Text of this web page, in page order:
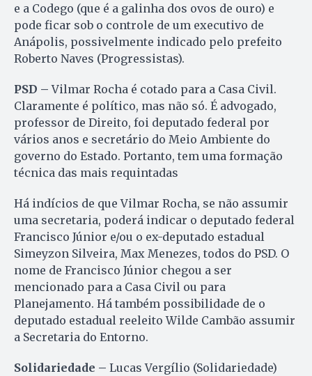
e a Codego (que é a galinha dos ovos de ouro) e
pode ficar sob o controle de um executivo de
Anápolis, possivelmente indicado pelo prefeito
Roberto Naves (Progressistas).
PSD – Vilmar Rocha é cotado para a Casa Civil.
Claramente é político, mas não só. É advogado,
professor de Direito, foi deputado federal por
vários anos e secretário do Meio Ambiente do
governo do Estado. Portanto, tem uma formação
técnica das mais requintadas
Há indícios de que Vilmar Rocha, se não assumir
uma secretaria, poderá indicar o deputado federal
Francisco Júnior e/ou o ex-deputado estadual
Simeyzon Silveira, Max Menezes, todos do PSD. O
nome de Francisco Júnior chegou a ser
mencionado para a Casa Civil ou para
Planejamento. Há também possibilidade de o
deputado estadual reeleito Wilde Cambão assumir
a Secretaria do Entorno.
Solidariedade – Lucas Vergílio (Solidariedade)